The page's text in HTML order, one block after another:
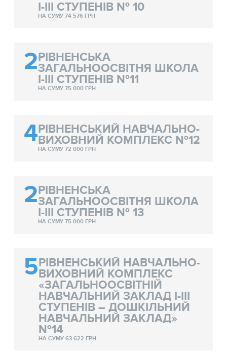
І-ІІІ СТУПЕНІВ № 10
НА СУМУ 74 576 ГРН
2РІВНЕНСЬКА
ЗАГАЛЬНООСВІТНЯ ШКОЛА
І-ІІІ СТУПЕНІВ №11
НА СУМУ 75 000 ГРН
4РІВНЕНСЬКИЙ НАВЧАЛЬНО-
ВИХОВНИЙ КОМПЛЕКС №12
НА СУМУ 72 000 ГРН
2РІВНЕНСЬКА
ЗАГАЛЬНООСВІТНЯ ШКОЛА
І-ІІІ СТУПЕНІВ № 13
НА СУМУ 75 000 ГРН
5РІВНЕНСЬКИЙ НАВЧАЛЬНО-
ВИХОВНИЙ КОМПЛЕКС
«ЗАГАЛЬНООСВІТНІЙ
НАВЧАЛЬНИЙ ЗАКЛАД І-ІІІ
СТУПЕНІВ – ДОШКІЛЬНИЙ
НАВЧАЛЬНИЙ ЗАКЛАД»
№14
НА СУМУ 63 622 ГРН